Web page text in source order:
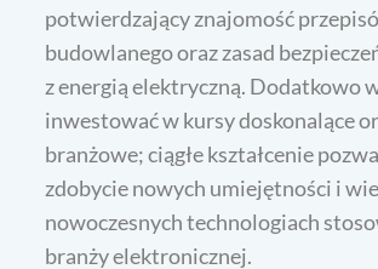
potwierdzający znajomość
budowlanego oraz zasad
z energią elektryczną. Dodatkowo
inwestować w kursy doskonalące
branżowe; ciągłe kształcenie
zdobycie nowych umiejętności i
nowoczesnych technologiach
branży elektronicznej.